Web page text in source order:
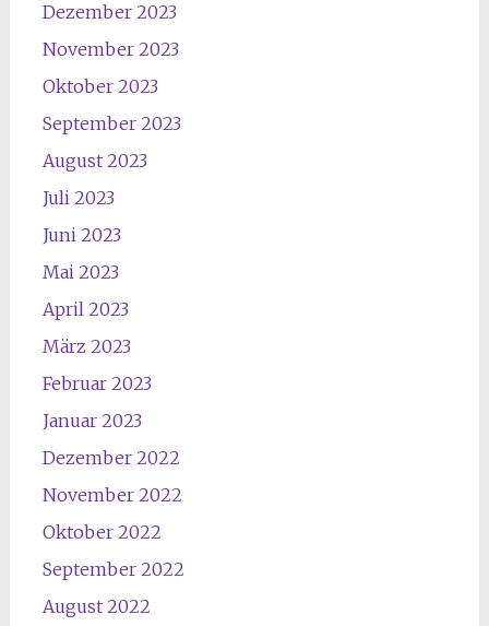
Dezember 2023
November 2023
Oktober 2023
September 2023
August 2023
Juli 2023
Juni 2023
Mai 2023
April 2023
März 2023
Februar 2023
Januar 2023
Dezember 2022
November 2022
Oktober 2022
September 2022
August 2022